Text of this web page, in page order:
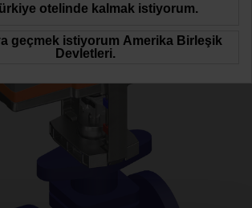
otelinde kalmak istiyorum.
geçmek istiyorum Amerika Birleşik
Devletleri.